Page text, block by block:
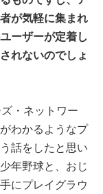
が気軽に集まれ
ーザーが定着し
れないのでしょ
・ネットワー
わかるようなプ
話をしたと思い
年野球と、おじ
にプレイグラウ